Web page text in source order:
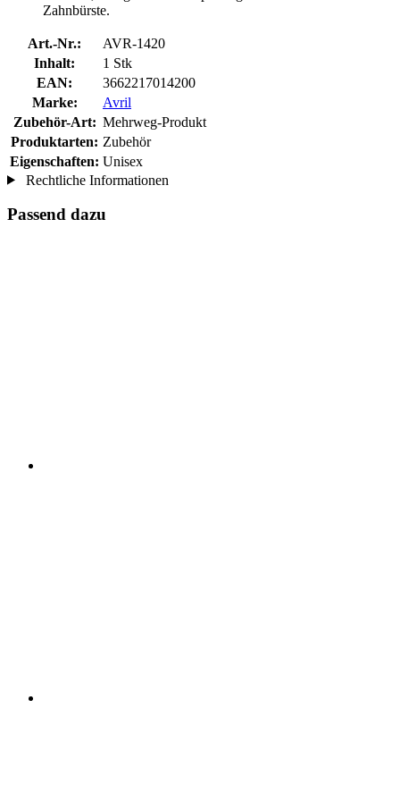
Zahnbürste.
Art.-Nr.:
AVR-1420
Inhalt:
1 Stk
EAN:
3662217014200
Marke:
Avril
Zubehör-Art: Mehrweg-Produkt
Produktarten: Zubehör
Eigenschaften: Unisex
Rechtliche Informationen
Passend dazu